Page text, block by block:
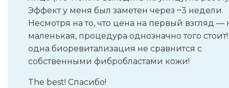
Эффект у меня был заметен через ~3 недели.
Несмотря на то, что цена на первый взгляд —
маленькая, процедура однозначно того
одна биоревитализация не сравнится с
собственными фибробластами кожи!
The best! Спасибо!